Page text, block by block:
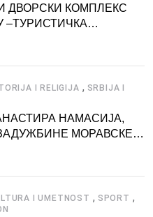
ДВОРСКИ КОМПЛЕКС
–ТУРИСТИЧКА
I RELIGIJA , SRBIJA I
НАМАСИЈА,
МОРАВСКЕ
I UMETNOST , SPORT ,